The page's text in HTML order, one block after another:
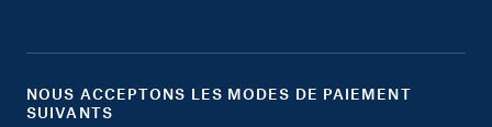
NOUS ACCEPTONS LES MODES DE PAIEMENT
SUIVANTS